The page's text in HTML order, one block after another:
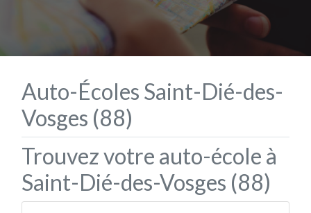
Auto-Écoles Saint-Dié-des-
Vosges (88)
Trouvez votre auto-école à
Saint-Dié-des-Vosges (88)